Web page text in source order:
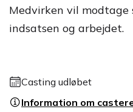
Medvirken vil modtage
indsatsen og arbejdet.
Casting udløbet
Information om